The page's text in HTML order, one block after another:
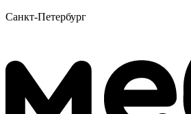
Санкт-Петербург